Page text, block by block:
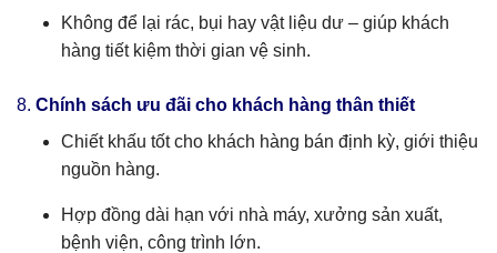
Không để lại rác, bụi hay vật liệu dư – giúp khách
hàng tiết kiệm thời gian vệ sinh.
8. Chính sách ưu đãi cho khách hàng thân thiết
Chiết khấu tốt cho khách hàng bán định kỳ, giới thiệu
nguồn hàng.
Hợp đồng dài hạn với nhà máy, xưởng sản xuất,
bệnh viện, công trình lớn.